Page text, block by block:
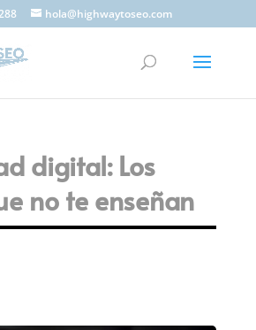
hola@highwaytoseo.com
digital: Los
no te enseñan